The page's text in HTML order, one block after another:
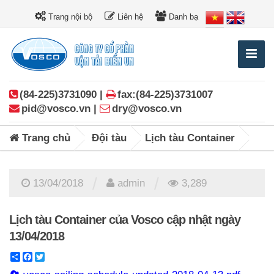
Trang nội bộ Liên hệ Danh bạ
(84-225)3731090 |
fax:(84-225)3731007
pid@vosco.vn |
dry@vosco.vn
Trang chủ Đội tàu Lịch tàu Container
13/04/2018 admin 3,289
Lịch tàu Container của Vosco cập nhật ngày
13/04/2018
ShareFacebook